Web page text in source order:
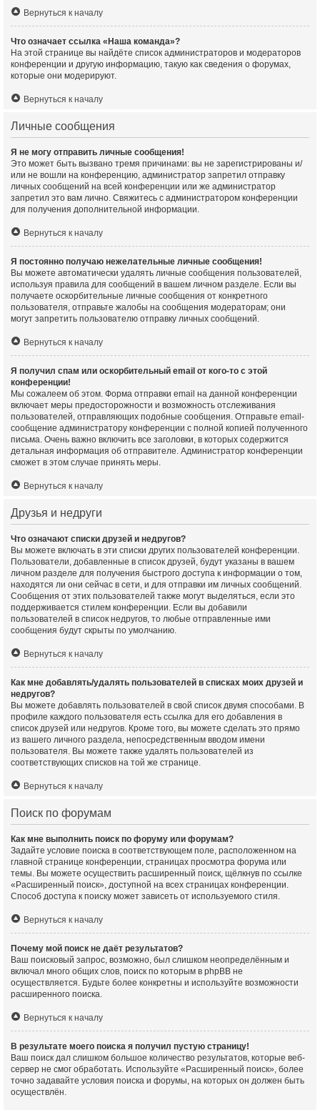
Вернуться к началу
Что означает ссылка «Наша команда»?
На этой странице вы найдёте список администраторов и модераторов
конференции и другую информацию, такую как сведения о форумах,
которые они модерируют.
Вернуться к началу
Личные сообщения
Я не могу отправить личные сообщения!
Это может быть вызвано тремя причинами: вы не зарегистрированы и/
или не вошли на конференцию, администратор запретил отправку
личных сообщений на всей конференции или же администратор
запретил это вам лично. Свяжитесь с администратором конференции
для получения дополнительной информации.
Вернуться к началу
Я постоянно получаю нежелательные личные сообщения!
Вы можете автоматически удалять личные сообщения пользователей,
используя правила для сообщений в вашем личном разделе. Если вы
получаете оскорбительные личные сообщения от конкретного
пользователя, отправьте жалобы на сообщения модераторам; они
могут запретить пользователю отправку личных сообщений.
Вернуться к началу
Я получил спам или оскорбительный email от кого-то с этой
конференции!
Мы сожалеем об этом. Форма отправки email на данной конференции
включает меры предосторожности и возможность отслеживания
пользователей, отправляющих подобные сообщения. Отправьте email-
сообщение администратору конференции с полной копией полученного
письма. Очень важно включить все заголовки, в которых содержится
детальная информация об отправителе. Администратор конференции
сможет в этом случае принять меры.
Вернуться к началу
Друзья и недруги
Что означают списки друзей и недругов?
Вы можете включать в эти списки других пользователей конференции.
Пользователи, добавленные в список друзей, будут указаны в вашем
личном разделе для получения быстрого доступа к информации о том,
находятся ли они сейчас в сети, и для отправки им личных сообщений.
Сообщения от этих пользователей также могут выделяться, если это
поддерживается стилем конференции. Если вы добавили
пользователей в список недругов, то любые отправленные ими
сообщения будут скрыты по умолчанию.
Вернуться к началу
Как мне добавлять/удалять пользователей в списках моих друзей и
недругов?
Вы можете добавлять пользователей в свой список двумя способами. В
профиле каждого пользователя есть ссылка для его добавления в
список друзей или недругов. Кроме того, вы можете сделать это прямо
из вашего личного раздела, непосредственным вводом имени
пользователя. Вы можете также удалять пользователей из
соответствующих списков на той же странице.
Вернуться к началу
Поиск по форумам
Как мне выполнить поиск по форуму или форумам?
Задайте условие поиска в соответствующем поле, расположенном на
главной странице конференции, страницах просмотра форума или
темы. Вы можете осуществить расширенный поиск, щёлкнув по ссылке
«Расширенный поиск», доступной на всех страницах конференции.
Способ доступа к поиску может зависеть от используемого стиля.
Вернуться к началу
Почему мой поиск не даёт результатов?
Ваш поисковый запрос, возможно, был слишком неопределённым и
включал много общих слов, поиск по которым в phpBB не
осуществляется. Будьте более конкретны и используйте возможности
расширенного поиска.
Вернуться к началу
В результате моего поиска я получил пустую страницу!
Ваш поиск дал слишком большое количество результатов, которые веб-
сервер не смог обработать. Используйте «Расширенный поиск», более
точно задавайте условия поиска и форумы, на которых он должен быть
осуществлён.